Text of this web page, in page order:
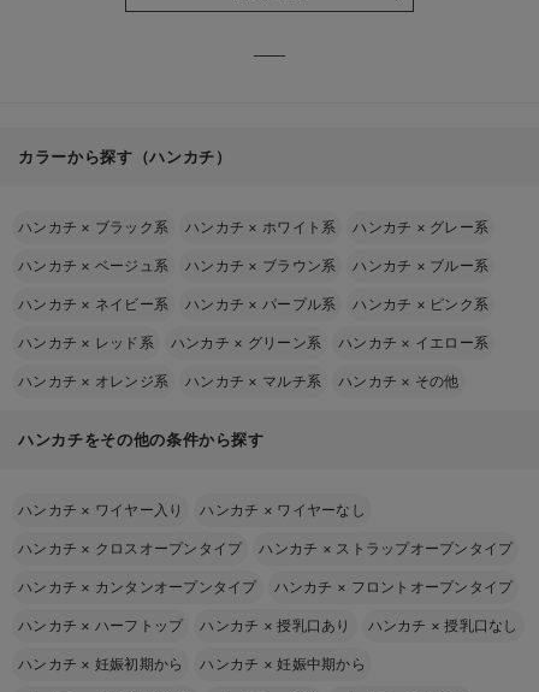
カラーから探す（ハンカチ）
ハンカチ × ブラック系 ハンカチ × ホワイト系 ハンカチ × グレー系
ハンカチ × ベージュ系 ハンカチ × ブラウン系 ハンカチ × ブルー系
ハンカチ × ネイビー系 ハンカチ × パープル系 ハンカチ × ピンク系
ハンカチ × レッド系 ハンカチ × グリーン系 ハンカチ × イエロー系
ハンカチ × オレンジ系 ハンカチ × マルチ系 ハンカチ × その他
ハンカチをその他の条件から探す
ハンカチ × ワイヤー入り ハンカチ × ワイヤーなし
ハンカチ × クロスオープンタイプ ハンカチ × ストラップオープンタイプ
ハンカチ × カンタンオープンタイプ ハンカチ × フロントオープンタイプ
ハンカチ × ハーフトップ ハンカチ ×授乳口あり ハンカチ ×授乳口なし
ハンカチ × 妊娠初期から ハンカチ ×妊娠中期から